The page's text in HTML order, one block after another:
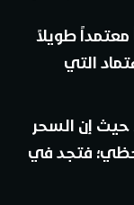
طويلاً
التي
حيث إن السحر
فتجد في